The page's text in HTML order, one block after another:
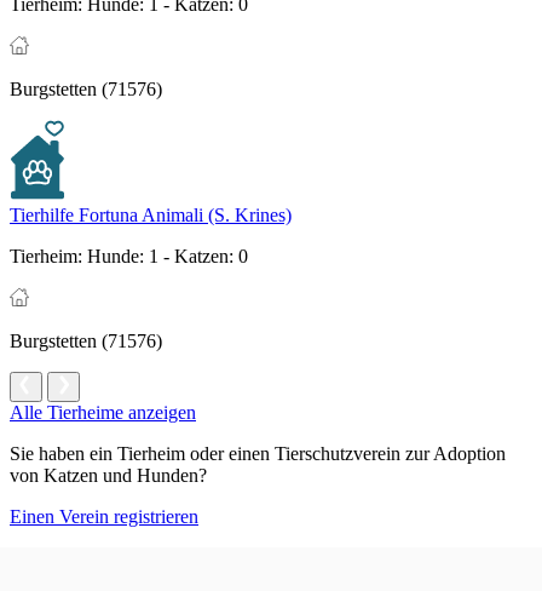
Tierheim: Hunde: 1 - Katzen: 0
Burgstetten (71576)
Tierhilfe Fortuna Animali (S. Krines)
Tierheim: Hunde: 1 - Katzen: 0
Burgstetten (71576)
Alle Tierheime anzeigen
Sie haben ein Tierheim oder einen Tierschutzverein zur Adoption
von Katzen und Hunden?
Einen Verein registrieren